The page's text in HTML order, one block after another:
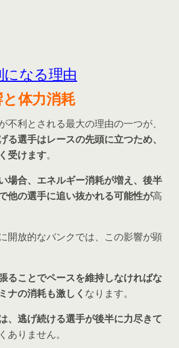
になる理由
体力消耗
不利とされる最大の理由の一つが、
る選手はレースの先頭に立つため、
受けます。
場合、エネルギー消耗が増え、後半
他の選手に追い抜かれる可能性が高
開放的なバンクでは、この影響が顕
ることでペースを維持しなければな
ナの消耗も激しく なります。
、逃げ続ける選手が後半に力尽きて
ありません。